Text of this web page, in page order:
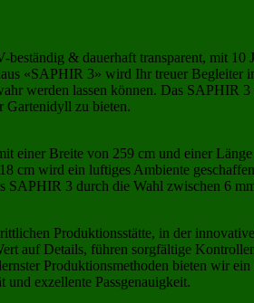
& dauerhaft transparent, mit 10
«SAPHIR 3» wird Ihr treuer Begleiter
werden lassen können. Das
Gartenidyll zu bieten.
einer Breite von 259 cm und einer
cm wird ein luftiges Ambiente
3 durch die Wahl zwischen 6
Produktionsstätte, in der
auf Details, führen sorgfältige
Produktionsmethoden bieten wir
und exzellente Passgenauigkeit.